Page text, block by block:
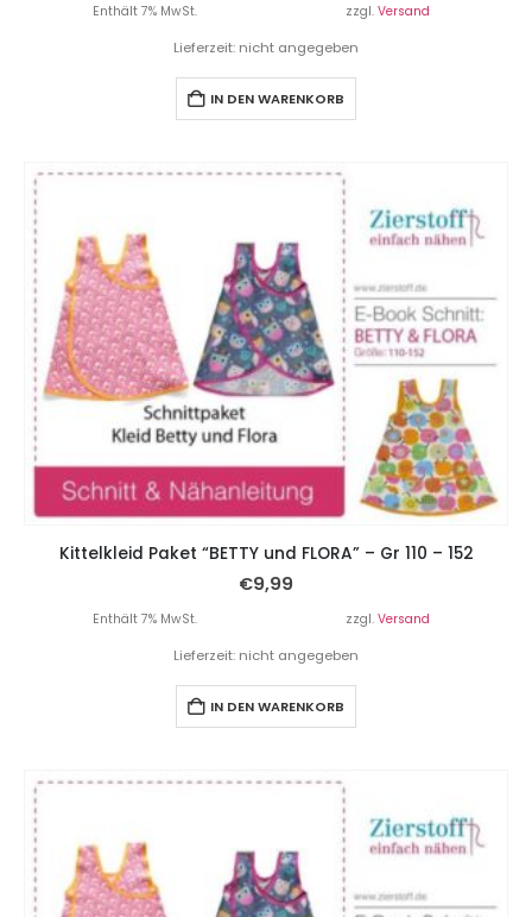
Enthält 7% MwSt. zzgl. Versand
Lieferzeit: nicht angegeben
IN DEN WARENKORB
Kittelkleid Paket “BETTY und FLORA” – Gr 110 – 152
€9,99
Enthält 7% MwSt. zzgl. Versand
Lieferzeit: nicht angegeben
IN DEN WARENKORB